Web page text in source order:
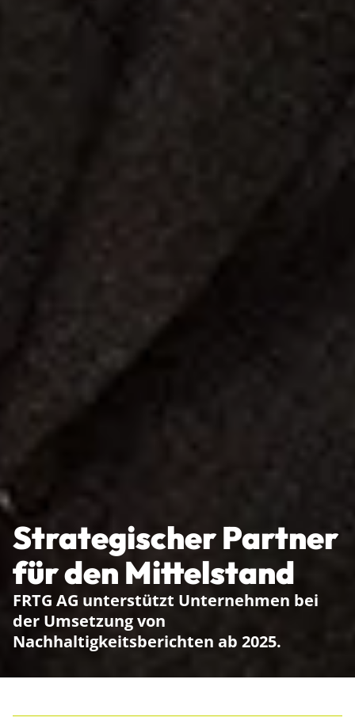
Strategischer Partner
für den Mittelstand
FRTG AG unterstützt Unternehmen bei
der Umsetzung von
Nachhaltigkeitsberichten ab 2025.